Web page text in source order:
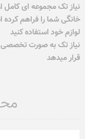
نیاز تک مجموعه ای کامل
خانگی شما را فراهم کرده
لوازم خود استفاده کنید
نیاز تک به صورت تخصصی
قرار میدهد